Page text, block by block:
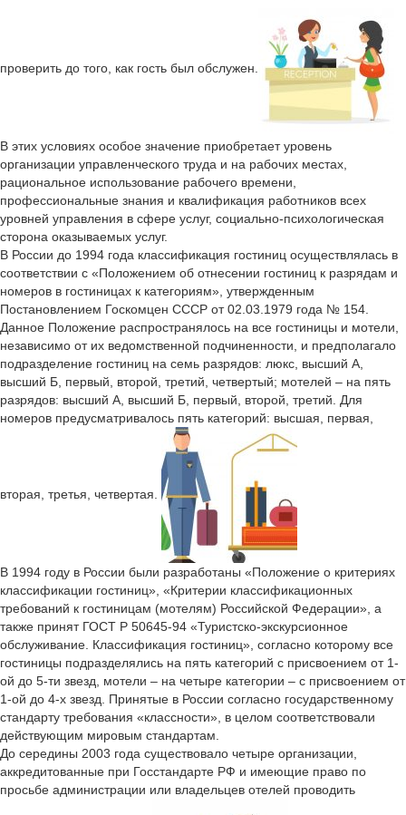
проверить до того, как гость был обслужен.
В этих условиях особое значение приобретает уровень
организации управленческого труда и на рабочих местах,
рациональное использование рабочего времени,
профессиональные знания и квалификация работников всех
уровней управления в сфере услуг, социально-психологическая
сторона оказываемых услуг.
В России до 1994 года классификация гостиниц осуществлялась в
соответствии с «Положением об отнесении гостиниц к разрядам и
номеров в гостиницах к категориям», утвержденным
Постановлением Госкомцен СССР от 02.03.1979 года № 154.
Данное Положение распространялось на все гостиницы и мотели,
независимо от их ведомственной подчиненности, и предполагало
подразделение гостиниц на семь разрядов: люкс, высший А,
высший Б, первый, второй, третий, четвертый; мотелей – на пять
разрядов: высший А, высший Б, первый, второй, третий. Для
номеров предусматривалось пять категорий: высшая, первая,
вторая, третья, четвертая.
В 1994 году в России были разработаны «Положение о критериях
классификации гостиниц», «Критерии классификационных
требований к гостиницам (мотелям) Российской Федерации», а
также принят ГОСТ Р 50645-94 «Туристско-экскурсионное
обслуживание. Классификация гостиниц», согласно которому все
гостиницы подразделялись на пять категорий с присвоением от 1-
ой до 5-ти звезд, мотели – на четыре категории – с присвоением от
1-ой до 4-х звезд. Принятые в России согласно государственному
стандарту требования «классности», в целом соответствовали
действующим мировым стандартам.
До середины 2003 года существовало четыре организации,
аккредитованные при Госстандарте РФ и имеющие право по
просьбе администрации или владельцев отелей проводить